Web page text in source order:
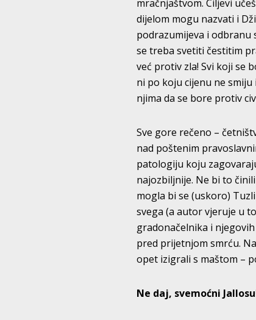
mračnjaštvom. Ciljevi
dijelom mogu nazvati i
podrazumijeva i odbranu
se treba svetiti čestitim
već protiv zla! Svi koji se
ni po koju cijenu ne
njima da se bore protiv
Sve gore rečeno –
nad poštenim
patologiju koju
najozbiljnije. Ne bi to
mogla bi se (uskoro)
svega (a autor vjeruje u
gradonačelnika i
pred prijetnjom smrću.
opet izigrali s maštom –
Ne daj, svemoćni